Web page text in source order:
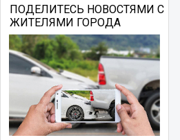
ПОДЕЛИТЕСЬ НОВОСТЯМИ С
ЖИТЕЛЯМИ ГОРОДА